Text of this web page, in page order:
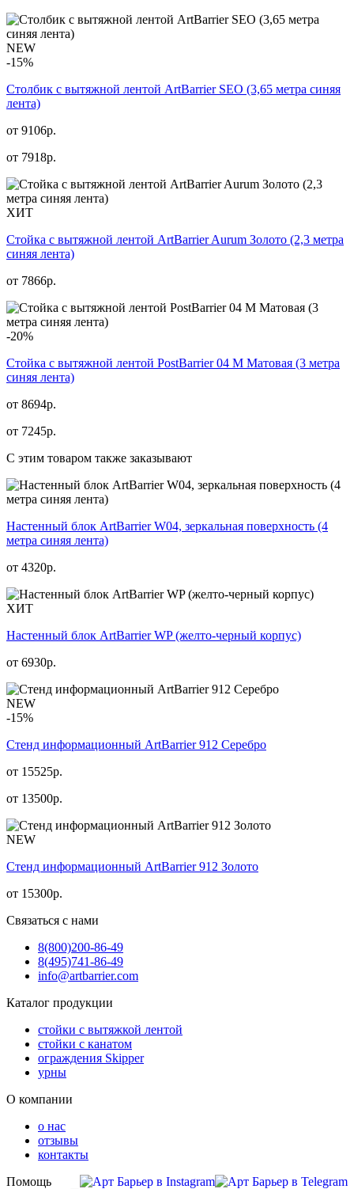
NEW
-15%
Столбик с вытяжной лентой ArtBarrier SEO (3,65 метра синяя
лента)
от 9106р.
от 7918р.
ХИТ
Стойка с вытяжной лентой ArtBarrier Aurum Золото (2,3 метра
синяя лента)
от 7866р.
-20%
Стойка с вытяжной лентой PostBarrier 04 M Матовая (3 метра
синяя лента)
от 8694р.
от 7245р.
С этим товаром также заказывают
Настенный блок ArtBarrier W04, зеркальная поверхность (4
метра синяя лента)
от 4320р.
ХИТ
Настенный блок ArtBarrier WP (желто-черный корпус)
от 6930р.
NEW
-15%
Стенд информационный АrtBarrier 912 Серебро
от 15525р.
от 13500р.
NEW
Стенд информационный АrtBarrier 912 Золото
от 15300р.
Связаться с нами
8(800)200-86-49
8(495)741-86-49
info@artbarrier.com
Каталог продукции
стойки с вытяжкой лентой
стойки с канатом
ограждения Skipper
урны
О компании
о нас
отзывы
контакты
Помощь